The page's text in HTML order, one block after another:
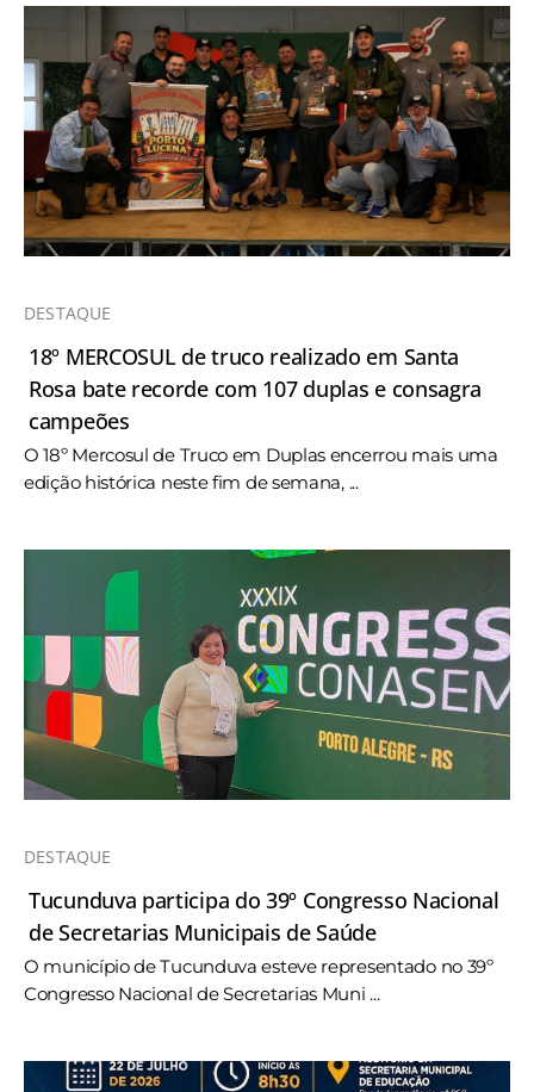
DESTAQUE
18º MERCOSUL de truco realizado em Santa
Rosa bate recorde com 107 duplas e consagra
campeões
O 18º Mercosul de Truco em Duplas encerrou mais uma
edição histórica neste fim de semana, ...
DESTAQUE
Tucunduva participa do 39º Congresso Nacional
de Secretarias Municipais de Saúde
O município de Tucunduva esteve representado no 39º
Congresso Nacional de Secretarias Muni ...